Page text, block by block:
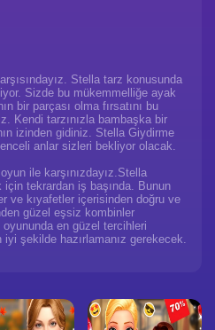
Stella tarz konusunda
Sizde bu mükemmelliğe ayak
bir parçası olma fırsatını bu
Kendi tarzınızla bambaşka bir
izinden gidiniz. Stella Giydirme
anlar sizleri bekliyor olacak.
ile karşınızdayız.Stella
tekrardan iş başında. Bunun
ve kıyafetler içerisinden doğru ve
güzel eşsiz kombinler
en güzel tercihleri
şekilde hazırlamanız gerekecek.